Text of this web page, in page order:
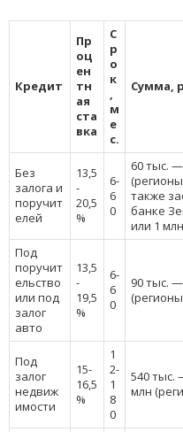
Кредит
Пр
оц
ен
тн
ая
ста
вка
С
р
о
к
,
м
е
с.
Сумма,
Без
залога и
поручит
елей
13,5
-
20,5
%
6-
6
0
60 тыс.
также
банке
или 1
Под
поручит
ельство
или под
залог
авто
13,5
-
19,5
%
6-
6
0
90 тыс.
Под
залог
недвиж
имости
15-
16,5
%
1
2-
1
8
0
540 тыс.
млн